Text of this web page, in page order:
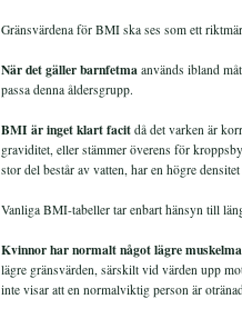
Gränsvärdena för BMI ska ses som ett
När det gäller barnfetma används ibland
passa denna åldersgrupp.
BMI är inget klart facit då det varken är
graviditet, eller stämmer överens för
stor del består av vatten, har en högre
Vanliga BMI-tabeller tar enbart hänsyn till
Kvinnor har normalt något lägre
lägre gränsvärden, särskilt vid värden upp
inte visar att en normalviktig person är